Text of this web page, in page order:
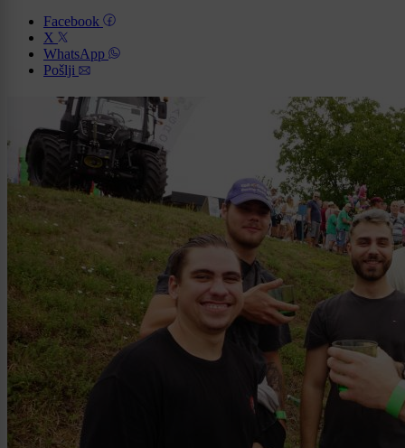
Facebook
X
WhatsApp
Pošlji